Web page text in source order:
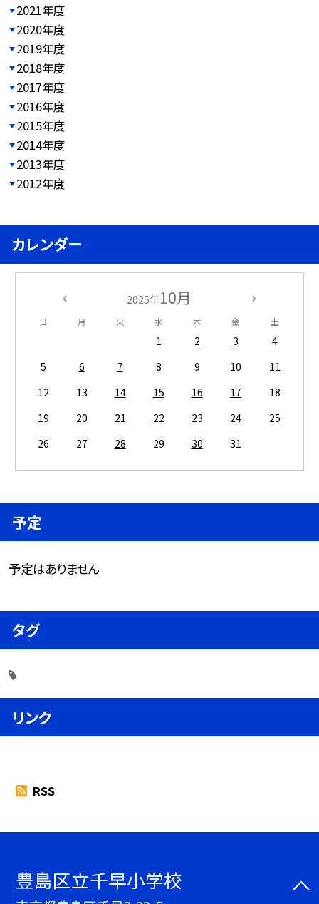
2021年度
2020年度
2019年度
2018年度
2017年度
2016年度
2015年度
2014年度
2013年度
2012年度
カレンダー
2025年10月
日 月 火 水 木 金 土
1 2 3
4
5
6 7 8 9 10
11
12
13 14 15 16 17
18
19
20 21 22 23 24
25
26
27 28 29 30 31
予定
予定はありません
タグ
リンク
RSS
豊島区立千早小学校